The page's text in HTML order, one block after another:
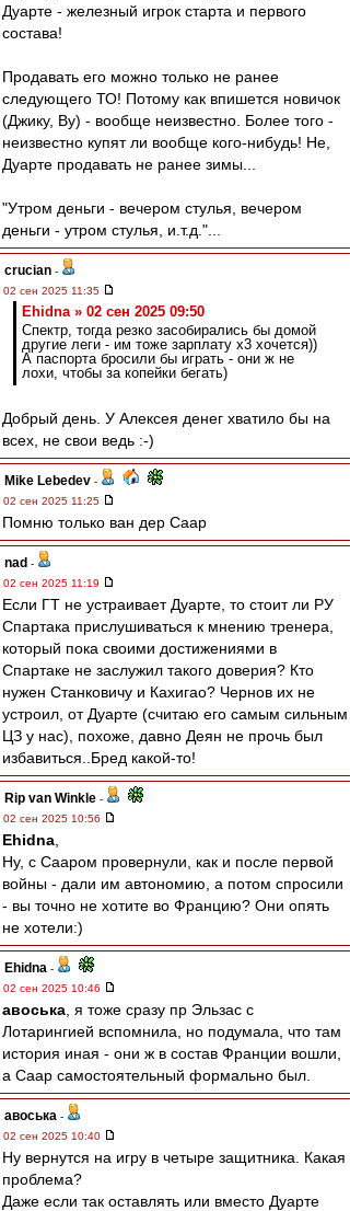
Дуарте - железный игрок старта и первого
состава!
Продавать его можно только не ранее
следующего ТО! Потому как впишется новичок
(Джику, Ву) - вообще неизвестно. Более того -
неизвестно купят ли вообще кого-нибудь! Не,
Дуарте продавать не ранее зимы...
"Утром деньги - вечером стулья, вечером
деньги - утром стулья, и.т.д."...
crucian -
02 сен 2025 11:35
Ehidna » 02 сен 2025 09:50
Спектр, тогда резко засобирались бы домой
другие леги - им тоже зарплату х3 хочется))
А паспорта бросили бы играть - они ж не
лохи, чтобы за копейки бегать)
Добрый день. У Алексея денег хватило бы на
всех, не свои ведь :-)
Mike Lebedev -
02 сен 2025 11:25
Помню только ван дер Саар
nad -
02 сен 2025 11:19
Если ГТ не устраивает Дуарте, то стоит ли РУ
Спартака прислушиваться к мнению тренера,
который пока своими достижениями в
Спартаке не заслужил такого доверия? Кто
нужен Станковичу и Кахигао? Чернов их не
устроил, от Дуарте (считаю его самым сильным
ЦЗ у нас), похоже, давно Деян не прочь был
избавиться..Бред какой-то!
Rip van Winkle -
02 сен 2025 10:56
Ehidna
Ну, с Сааром провернули, как и после первой
войны - дали им автономию, а потом спросили
- вы точно не хотите во Францию? Они опять
не хотели:)
Ehidna -
02 сен 2025 10:46
авоська , я тоже сразу пр Эльзас с
Лотарингией вспомнила, но подумала, что там
история иная - они ж в состав Франции вошли,
а Саар самостоятельный формально был.
авоська -
02 сен 2025 10:40
Ну вернутся на игру в четыре защитника. Какая
проблема?
Даже если так оставлять или вместо Дуарте